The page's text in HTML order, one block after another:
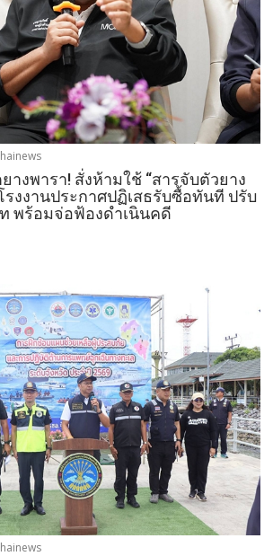
างพารา! สั่งห้ามใช้ “สารจับตัวยาง
รงงานประกาศปฏิเสธรับซื้อทันที ปรับ
พร้อมจ่อฟ้องดำเนินคดี